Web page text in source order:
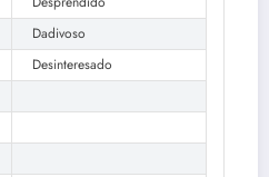
Dadivoso
Desinteresado